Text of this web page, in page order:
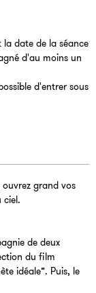
date de la séance
d'au moins un
d'entrer sous
grand vos
ciel.
de deux
du film
idéale”. Puis, le